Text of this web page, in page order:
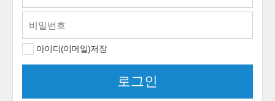
아이디(이메일)저장